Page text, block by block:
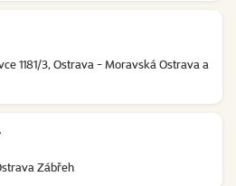
1181/3, Ostrava - Moravská Ostrava a
Zábřeh